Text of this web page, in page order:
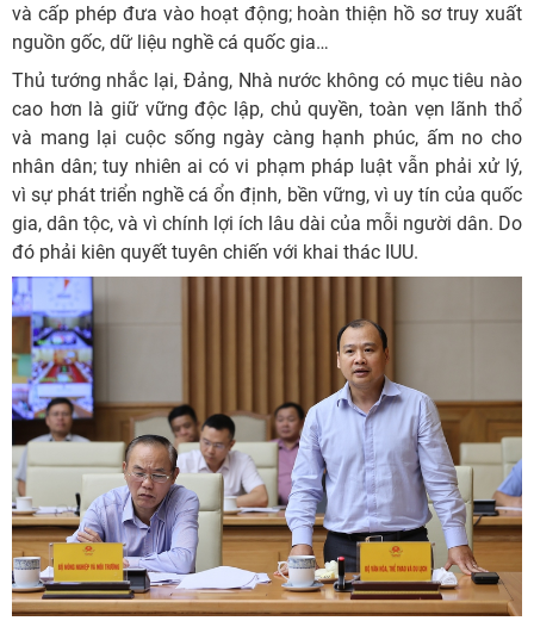
và cấp phép đưa vào hoạt động; hoàn thiện hồ sơ truy xuất
nguồn gốc, dữ liệu nghề cá quốc gia…
Thủ tướng nhắc lại, Đảng, Nhà nước không có mục tiêu nào
cao hơn là giữ vững độc lập, chủ quyền, toàn vẹn lãnh thổ
và mang lại cuộc sống ngày càng hạnh phúc, ấm no cho
nhân dân; tuy nhiên ai có vi phạm pháp luật vẫn phải xử lý,
vì sự phát triển nghề cá ổn định, bền vững, vì uy tín của quốc
gia, dân tộc, và vì chính lợi ích lâu dài của mỗi người dân. Do
đó phải kiên quyết tuyên chiến với khai thác IUU.